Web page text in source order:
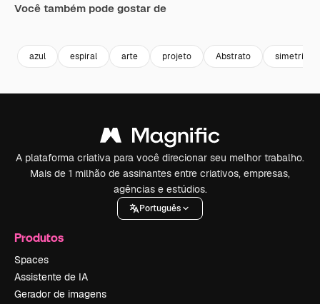
Você também pode gostar de
azul espiral arte projeto Abstrato simetria
A plataforma criativa para você direcionar seu melhor trabalho.
Mais de 1 milhão de assinantes entre criativos, empresas,
agências e estúdios.
Português
Produtos
Spaces
Assistente de IA
Gerador de imagens